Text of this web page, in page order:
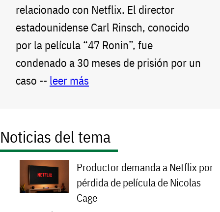
relacionado con Netflix. El director
estadounidense Carl Rinsch, conocido
por la película “47 Ronin”, fue
condenado a 30 meses de prisión por un
caso -- leer más
Noticias del tema
Productor demanda a Netflix por
pérdida de película de Nicolas
Cage